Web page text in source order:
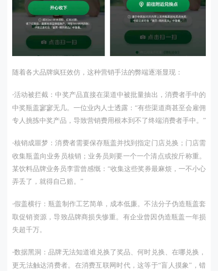
随着各大品牌疯狂效仿，这种营销手法的弊端逐渐显现：
-活动被拦截：中奖产品直接在渠道中被批量抽出，消费者手中的
中奖瓶盖寥寥无几。一位业内人士透露：“有些渠道商甚至会雇佣
专人挑拣中奖产品，导致营销费用根本到不了终端消费者手中。”
-核销成噩梦：消费者需要保存瓶盖并找到指定门店兑换；门店需
收集瓶盖向业务员核销；业务员则要一个一个清点或按斤称重。
某饮料品牌业务员李雷曾感慨：“收集这些奖券最麻烦，一不小心
弄丢了，就得自己赔。”
-假盖横行：瓶盖制作工艺简单，成本低廉。不法分子伪造瓶盖套
取促销资源，导致品牌商损失惨重。有企业曾因伪造瓶盖一年损
失超千万。
-数据黑洞：品牌无法知道谁兑换了奖品、何时兑换、在哪兑换，
更无法触达消费者。在消费互联网时代，这等于“盲人摸象”，错